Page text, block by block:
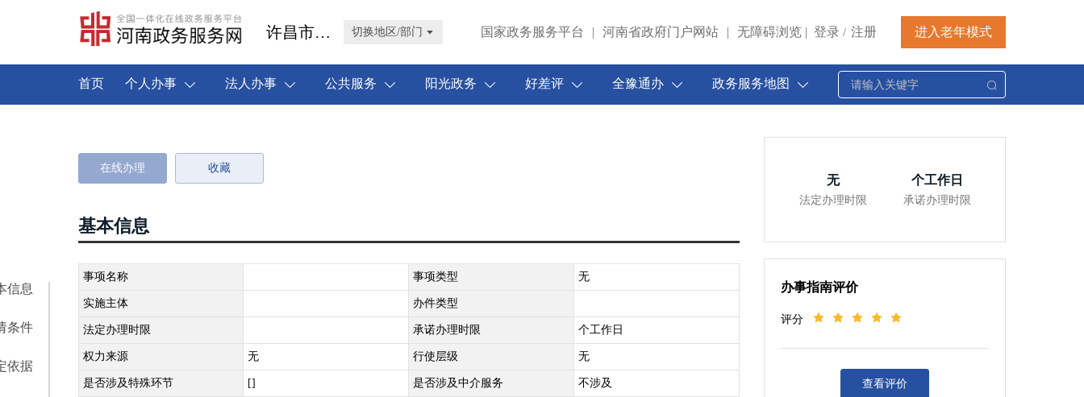
许昌市禹州市 切换地区/部门 国家政务服务平台 | 河南省政府门户网站 | 无障碍浏览 | 登录 / 注册 进入老年模式
首页 个人办事 法人办事 公共服务 阳光政务 好差评 全豫通办 政务服务地图
信息
条件
依据
在线办理 收藏
基本信息
事项名称 事项类型 无
实施主体 办件类型
法定办理时限 承诺办理时限 个工作日
权力来源 无 行使层级 无
是否涉及特殊环节 [] 是否涉及中介服务 不涉及
无
法定办理时限
个工作日
承诺办理时限
办事指南评价
评分
查看评价